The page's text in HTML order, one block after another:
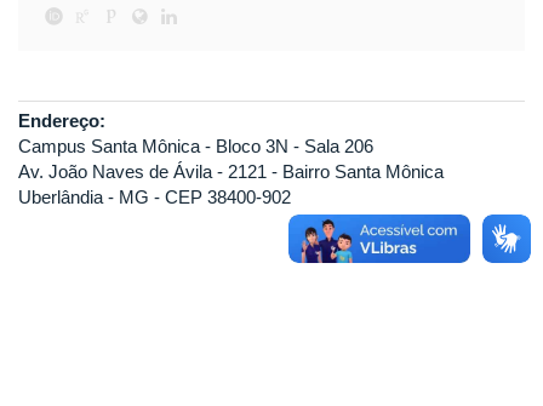
Endereço:
Campus Santa Mônica - Bloco 3N - Sala 206
Av. João Naves de Ávila - 2121 - Bairro Santa Mônica
Uberlândia - MG - CEP 38400-902